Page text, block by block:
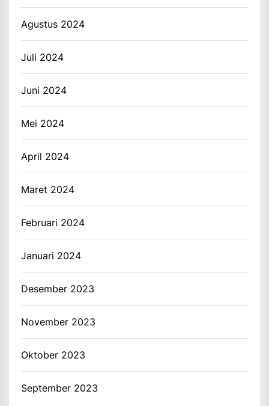
Agustus 2024
Juli 2024
Juni 2024
Mei 2024
April 2024
Maret 2024
Februari 2024
Januari 2024
Desember 2023
November 2023
Oktober 2023
September 2023